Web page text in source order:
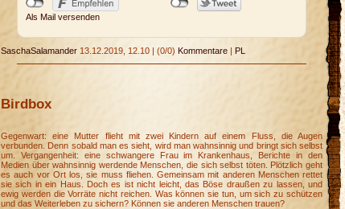
Als Mail versenden
SaschaSalamander 13.12.2019, 12.10 | (0/0) Kommentare | PL
Birdbox
Gegenwart: eine Mutter flieht mit zwei Kindern auf einem Fluss, die Augen
verbunden. Denn sobald man es sieht, wird man wahnsinnig und bringt sich selbst
um. Vergangenheit: eine schwangere Frau im Krankenhaus, Berichte in den
Medien über wahnsinnig werdende Menschen, die sich selbst töten. Plötzlich geht
es auch vor Ort los, sie muss fliehen. Gemeinsam mit anderen Menschen rettet
sie sich in ein Haus. Doch es ist nicht leicht, das Böse draußen zu lassen, und
ewig werden die Vorräte nicht reichen. Was können sie tun, um sich zu schützen
und das Weiterleben zu sichern? Können sie anderen Menschen trauen?